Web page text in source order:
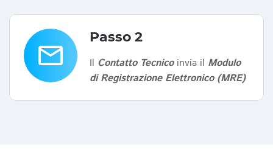
email
Passo 2
Il Contatto Tecnicoinvia il Modulo
di Registrazione Elettronico (MRE)